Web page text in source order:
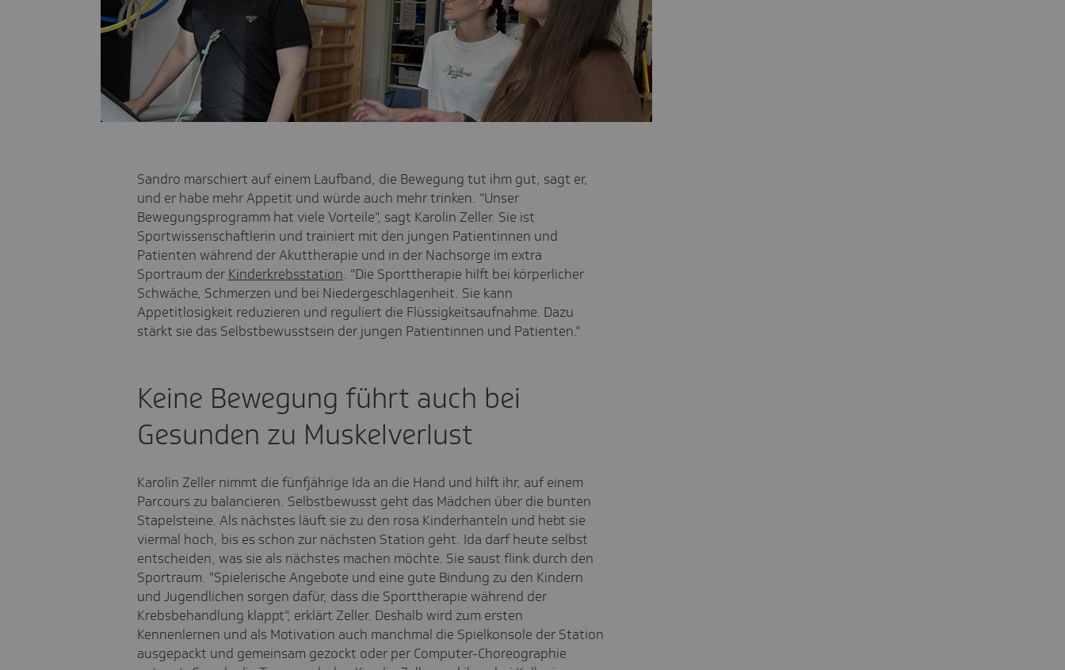
Sandro marschiert auf einem Laufband, die Bewegung tut ihm gut, sagt er,
und er habe mehr Appetit und würde auch mehr trinken. "Unser
Bewegungsprogramm hat viele Vorteile", sagt Karolin Zeller. Sie ist
Sportwissenschaftlerin und trainiert mit den jungen Patientinnen und
Patienten während der Akuttherapie und in der Nachsorge im extra
Sportraum der Kinderkrebsstation. "Die Sporttherapie hilft bei körperlicher
Schwäche, Schmerzen und bei Niedergeschlagenheit. Sie kann
Appetitlosigkeit reduzieren und reguliert die Flüssigkeitsaufnahme. Dazu
stärkt sie das Selbstbewusstsein der jungen Patientinnen und Patienten."
Keine Bewegung führt auch bei
Gesunden zu Muskelverlust
Karolin Zeller nimmt die fünfjährige Ida an die Hand und hilft ihr, auf einem
Parcours zu balancieren. Selbstbewusst geht das Mädchen über die bunten
Stapelsteine. Als nächstes läuft sie zu den rosa Kinderhanteln und hebt sie
viermal hoch, bis es schon zur nächsten Station geht. Ida darf heute selbst
entscheiden, was sie als nächstes machen möchte. Sie saust flink durch den
Sportraum. "Spielerische Angebote und eine gute Bindung zu den Kindern
und Jugendlichen sorgen dafür, dass die Sporttherapie während der
Krebsbehandlung klappt", erklärt Zeller. Deshalb wird zum ersten
Kennenlernen und als Motivation auch manchmal die Spielkonsole der Station
ausgepackt und gemeinsam gezockt oder per Computer-Choreographie